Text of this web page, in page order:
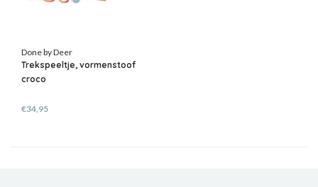
Done by Deer
Trekspeeltje, vormenstoof
croco
€34,95